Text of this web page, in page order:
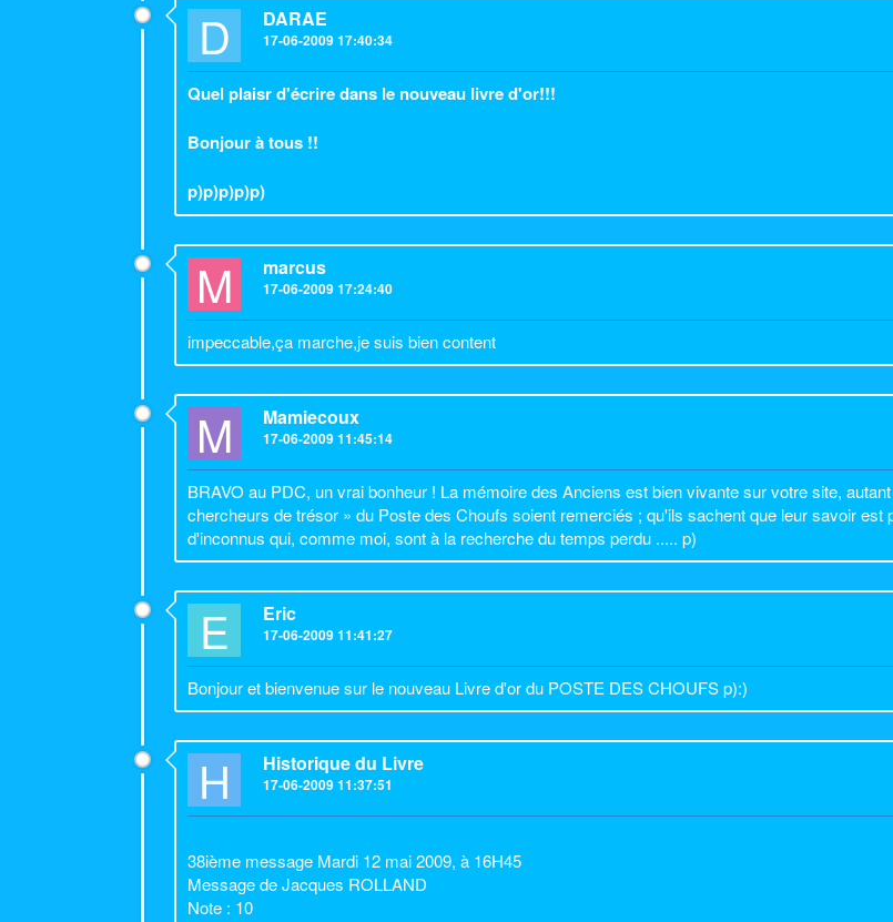
D DARAE
17-06-2009 17:40:34
Quel plaisr d'écrire dans le nouveau livre d'or!!!
Bonjour à tous !!
p)p)p)p)p)
M marcus
17-06-2009 17:24:40
impeccable,ça marche,je suis bien content
M Mamiecoux
17-06-2009 11:45:14
BRAVO au PDC, un vrai bonheur ! La mémoire des Anciens est bien vivante sur votre site,
chercheurs de trésor » du Poste des Choufs soient remerciés ; qu'ils sachent que leur savoir
d'inconnus qui, comme moi, sont à la recherche du temps perdu ..... p)
E Eric
17-06-2009 11:41:27
Bonjour et bienvenue sur le nouveau Livre d'or du POSTE DES CHOUFS p):)
H Historique du Livre
17-06-2009 11:37:51
38ième message Mardi 12 mai 2009, à 16H45
Message de Jacques ROLLAND
Note : 10